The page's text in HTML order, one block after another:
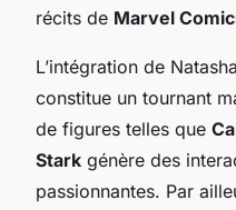
récits de Marvel
L’intégration de
constitue un tournant
de figures telles que
Stark génère des
passionnantes. Par